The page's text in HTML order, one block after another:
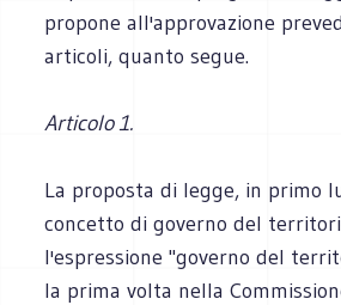
propone all'approvazione
articoli, quanto segue.
Articolo 1.
La proposta di legge, in primo
concetto di governo del
l'espressione "governo del
la prima volta nella